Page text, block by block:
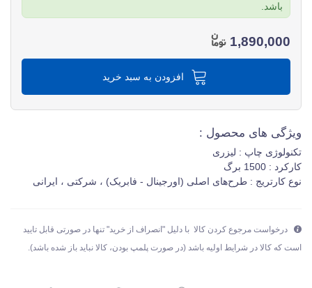
باشد.
1,890,000
افزودن به سبد خرید
ویژگی های محصول :
تکنولوژی چاپ : لیزری
کارکرد : 1500 برگ
نوع کارتریج : طرح‌های اصلی (اورجینال - فابریک) ، شرکتی ، ایرانی
درخواست مرجوع کردن کالا با دلیل "انصراف از خرید" تنها در صورتی قابل تایید
است که کالا در شرایط اولیه باشد (در صورت پلمپ بودن، کالا نباید باز شده باشد).